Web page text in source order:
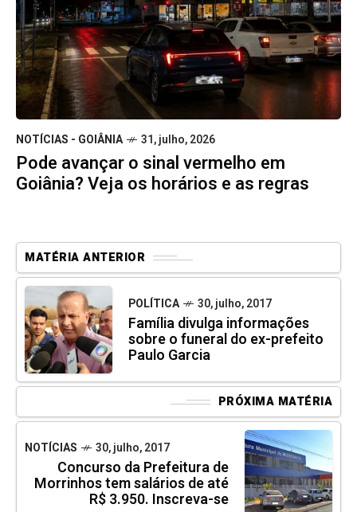
NOTÍCIAS - GOIÂNIA 31, julho, 2026
Pode avançar o sinal vermelho em
Goiânia? Veja os horários e as regras
MATÉRIA ANTERIOR
POLÍTICA 30, julho, 2017
Família divulga informações
sobre o funeral do ex-prefeito
Paulo Garcia
PRÓXIMA MATÉRIA
NOTÍCIAS 30, julho, 2017
Concurso da Prefeitura de
Morrinhos tem salários de até
R$ 3.950. Inscreva-se